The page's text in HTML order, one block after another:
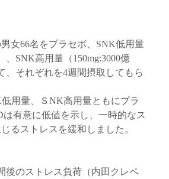
女66名をプラセボ、SNK低用量
、SNK高用量（150mg:3000億
、それぞれを4週間摂取してもら
用量、ＳNK高用量ともにプラ
有意に低値を示し、一時的なス
るストレスを緩和しました。
後のストレス負荷（内田クレペ